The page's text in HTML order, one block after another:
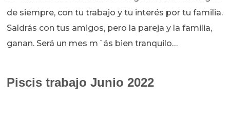
de siempre, con tu trabajo y tu interés por tu familia.
Saldrás con tus amigos, pero la pareja y la familia,
ganan. Será un mes m´ás bien tranquilo…
Piscis trabajo Junio 2022